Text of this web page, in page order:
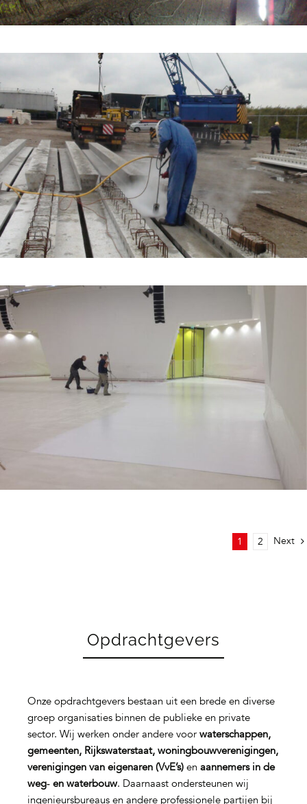
1 2 Next
Opdrachtgevers
Onze opdrachtgevers bestaan uit een brede en diverse
groep organisaties binnen de publieke en private
sector. Wij werken onder andere voor waterschappen,
gemeenten, Rijkswaterstaat, woningbouwverenigingen,
verenigingen van eigenaren (VvE’s)en aannemers in de
weg‑ en waterbouw. Daarnaast ondersteunen wij
ingenieursbureaus en andere professionele partijen bij